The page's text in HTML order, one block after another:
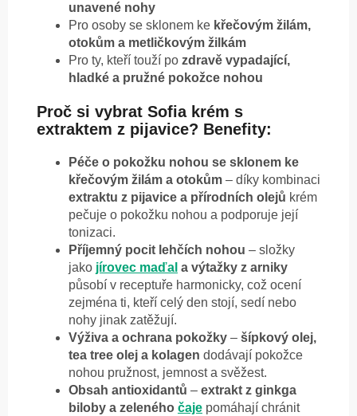
unavené nohy
Pro osoby se sklonem ke křečovým žilám,
otokům a metličkovým žilkám
Pro ty, kteří touží po zdravě vypadající,
hladké a pružné pokožce nohou
Proč si vybrat Sofia krém s
extraktem z pijavice? Benefity:
Péče o pokožku nohou se sklonem ke
křečovým žilám a otokům – díky kombinaci
extraktu z pijavice a přírodních olejů krém
pečuje o pokožku nohou a podporuje její
tonizaci.
Příjemný pocit lehčích nohou – složky
jako jírovec maďal a výtažky z arniky
působí v receptuře harmonicky, což ocení
zejména ti, kteří celý den stojí, sedí nebo
nohy jinak zatěžují.
Výživa a ochrana pokožky – šípkový olej,
tea tree olej a kolagen dodávají pokožce
nohou pružnost, jemnost a svěžest.
Obsah antioxidantů – extrakt z ginkga
biloby a zeleného čaje pomáhají chránit